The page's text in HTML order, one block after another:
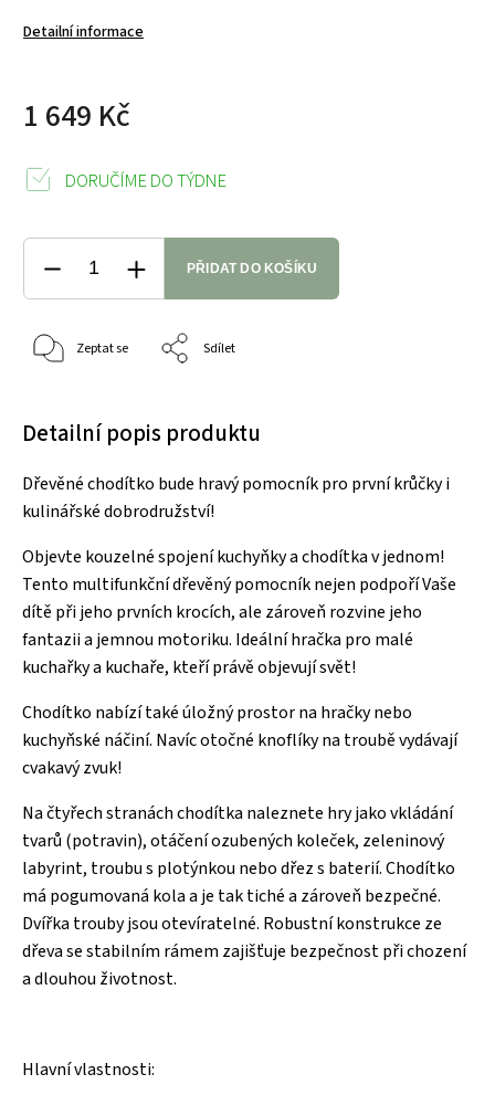
Detailní informace
1 649 Kč
DORUČÍME DO TÝDNE
PŘIDAT DO KOŠÍKU
Zeptat se Sdílet
Detailní popis produktu
Dřevěné chodítko bude hravý pomocník pro první krůčky i
kulinářské dobrodružství!
Objevte kouzelné spojení kuchyňky a chodítka v jednom!
Tento multifunkční dřevěný pomocník nejen podpoří Vaše
dítě při jeho prvních krocích, ale zároveň rozvine jeho
fantazii a jemnou motoriku. Ideální hračka pro malé
kuchařky a kuchaře, kteří právě objevují svět!
Chodítko nabízí také úložný prostor na hračky nebo
kuchyňské náčiní. Navíc otočné knoflíky na troubě vydávají
cvakavý zvuk!
Na čtyřech stranách chodítka naleznete hry jako vkládání
tvarů (potravin), otáčení ozubených koleček, zeleninový
labyrint, troubu s plotýnkou nebo dřez s baterií. Chodítko
má pogumovaná kola a je tak tiché a zároveň bezpečné.
Dvířka trouby jsou otevíratelné. Robustní konstrukce ze
dřeva se stabilním rámem zajišťuje bezpečnost při chození
a dlouhou životnost.
Hlavní vlastnosti: